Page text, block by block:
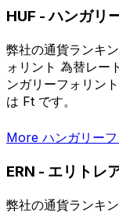
HUF -ハンガリ
弊社の通貨ランキ
ォリント 為替レー
ンガリーフォリン
は Ft です。
More ハンガリー
ERN - エリトレ
弊社の通貨ランキ